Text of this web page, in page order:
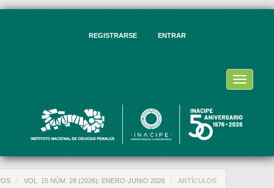
REGISTRARSE ENTRAR
Toggle
VOL. 15 NÚM. 28 (2026): ENERO-JUNIO 2026 ARTÍCULOS